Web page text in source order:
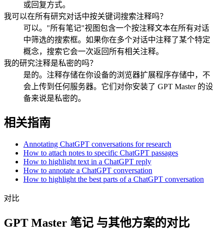
或回复方式。
我可以在所有研究对话中按关键词搜索注释吗？
可以。"所有笔记"视图包含一个按注释文本在所有对话
中筛选的搜索框。如果你在多个对话中注释了某个特定
概念，搜索它会一次返回所有相关注释。
我的研究注释是私密的吗？
是的。注释存储在你设备的浏览器扩展程序存储中，不
会上传到任何服务器。它们对你安装了 GPT Master 的设
备来说是私密的。
相关指南
Annotating ChatGPT conversations for research
How to attach notes to specific ChatGPT passages
How to highlight text in a ChatGPT reply
How to annotate a ChatGPT conversation
How to highlight the best parts of a ChatGPT conversation
对比
GPT Master 笔记 与其他方案的对比